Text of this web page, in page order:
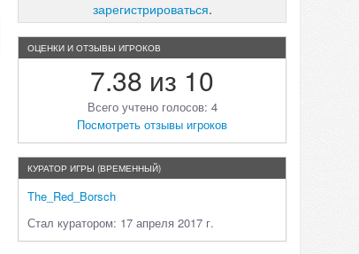
зарегистрироваться.
ОЦЕНКИ И ОТЗЫВЫ ИГРОКОВ
7.38 из 10
Всего учтено голосов: 4
Посмотреть отзывы игроков
КУРАТОР ИГРЫ (ВРЕМЕННЫЙ)
The_Red_Borsch
Стал куратором: 17 апреля 2017 г.